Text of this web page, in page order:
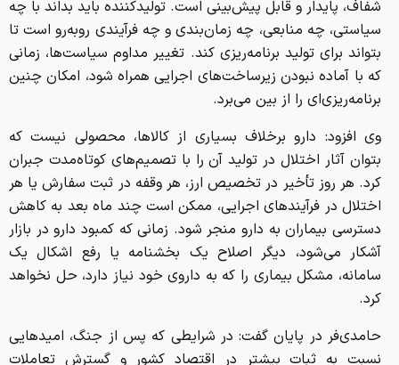
شفاف، پایدار و قابل پیش‌بینی است. تولیدکننده باید بداند با چه
سیاستی، چه منابعی، چه زمان‌بندی و چه فرآیندی روبه‌رو است تا
بتواند برای تولید برنامه‌ریزی کند. تغییر مداوم سیاست‌ها، زمانی
که با آماده نبودن زیرساخت‌های اجرایی همراه شود، امکان چنین
برنامه‌ریزی‌ای را از بین می‌برد.
وی افزود: دارو برخلاف بسیاری از کالاها، محصولی نیست که
بتوان آثار اختلال در تولید آن را با تصمیم‌های کوتاه‌مدت جبران
کرد. هر روز تأخیر در تخصیص ارز، هر وقفه در ثبت سفارش یا هر
اختلال در فرآیندهای اجرایی، ممکن است چند ماه بعد به کاهش
دسترسی بیماران به دارو منجر شود. زمانی که کمبود دارو در بازار
آشکار می‌شود، دیگر اصلاح یک بخشنامه یا رفع اشکال یک
سامانه، مشکل بیماری را که به داروی خود نیاز دارد، حل نخواهد
کرد.
حامدی‌فر در پایان گفت: در شرایطی که پس از جنگ، امیدهایی
نسبت به ثبات بیشتر در اقتصاد کشور و گسترش تعاملات